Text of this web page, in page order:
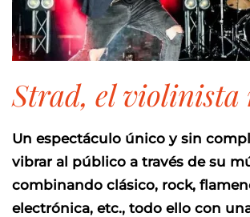
strad, el violinista
Un espectáculo único y sin
vibrar al público a través de su
combinando clásico, rock,
electrónica, etc., todo ello con